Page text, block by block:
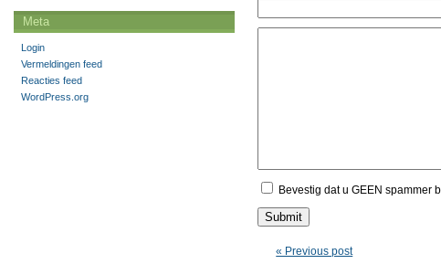
Bevestig dat u GEEN spammer
« Previous post
Meta
Login
Vermeldingen feed
Reacties feed
WordPress.org